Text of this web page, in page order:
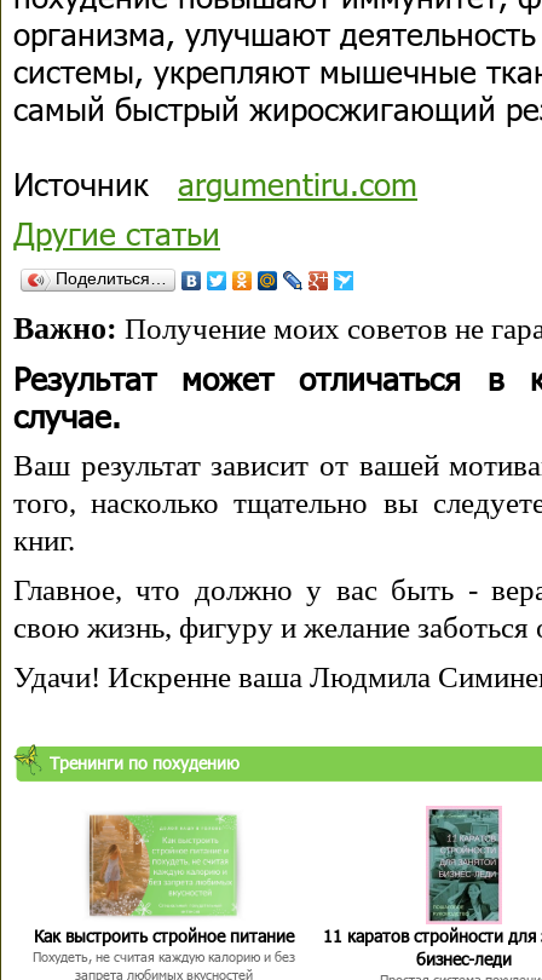
организма, улучшают
системы, укрепляют мышечные
самый быстрый жиросжигающий
Источник argumentiru.com
Другие статьи
Поделиться…
Важно: Получение моих советов не
Результат может отличаться в
случае.
Ваш результат зависит от вашей
того, насколько тщательно вы
книг.
Главное, что должно у вас быть -
свою жизнь, фигуру и желание заботься
Удачи! Искренне ваша Людмила
Тренинги по похудению
Как выстроить стройное питание
Похудеть, не считая каждую калорию и без
запрета любимых вкусностей
11 каратов стройности для
бизнес-леди